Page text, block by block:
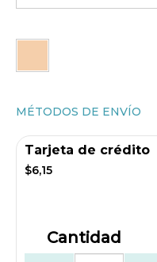
MÉTODOS DE ENVÍO
Tarjeta de crédito
$6,15
Cantidad